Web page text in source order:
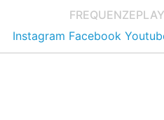
FREQUENZE
Instagram Facebook